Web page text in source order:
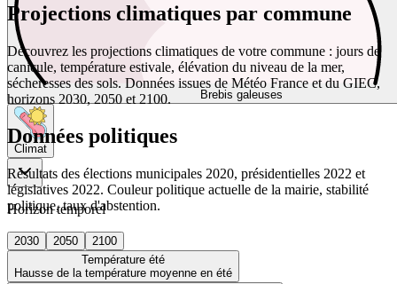
Brebis galeuses
Climat
Horizon temporel
2030 2050
2100
Température été
Hausse de la température moyenne en été
Projections climatiques par commune
Découvrez les projections climatiques de votre commune : jours de
canicule, température estivale, élévation du niveau de la mer,
sécheresses des sols. Données issues de Météo France et du GIEC,
horizons 2030, 2050 et 2100.
Données politiques
Résultats des élections municipales 2020, présidentielles 2022 et
législatives 2022. Couleur politique actuelle de la mairie, stabilité
politique, taux d'abstention.